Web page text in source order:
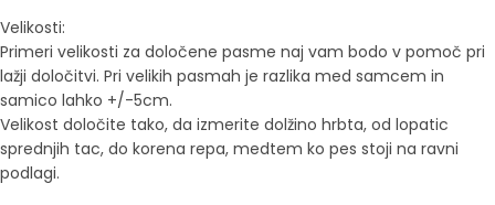
Velikosti:
Primeri velikosti za določene pasme naj vam bodo v pomoč pri
lažji določitvi. Pri velikih pasmah je razlika med samcem in
samico lahko +/-5cm.
Velikost določite tako, da izmerite dolžino hrbta, od lopatic
sprednjih tac, do korena repa, medtem ko pes stoji na ravni
podlagi.